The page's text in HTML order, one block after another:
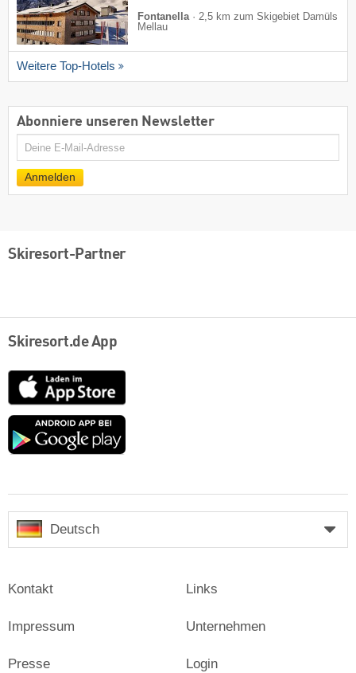
Fontanella · 2,5 km zum Skigebiet Damüls
Mellau
Weitere Top-Hotels
Abonniere unseren Newsletter
E-
Anmelden
Skiresort-Partner
Skiresort.de App
App
Store
Google
Deutsch
Kontakt
Impressum
Presse
Links
Unternehmen
Login